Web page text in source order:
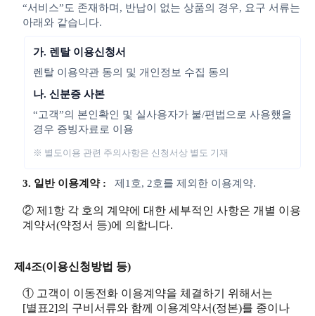
“서비스”도 존재하며, 반납이 없는 상품의 경우, 요구 서류는
아래와 같습니다.
가. 렌탈 이용신청서
렌탈 이용약관 동의 및 개인정보 수집 동의
나. 신분증 사본
“고객”의 본인확인 및 실사용자가 불/편법으로 사용했을
경우 증빙자료로 이용
※ 별도이용 관련 주의사항은 신청서상 별도 기재
3. 일반 이용계약 : 제1호, 2호를 제외한 이용계약.
② 제1항 각 호의 계약에 대한 세부적인 사항은 개별 이용
계약서(약정서 등)에 의합니다.
제4조(이용신청방법 등)
① 고객이 이동전화 이용계약을 체결하기 위해서는
[별표2]의 구비서류와 함께 이용계약서(정본)를 종이나